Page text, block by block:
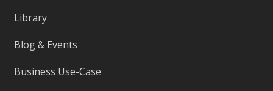
Library
Blog & Events
Business Use-Case